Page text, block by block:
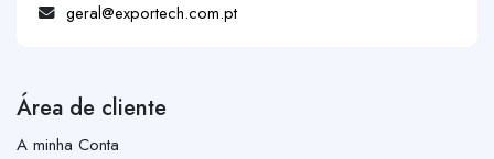
geral@exportech.com.pt
Área de cliente
A minha Conta